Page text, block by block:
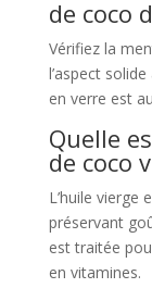
de coco
Vérifiez la
l’aspect
en verre est
Quelle
de coco
L’huile
préservant
est traitée
en vitamines.